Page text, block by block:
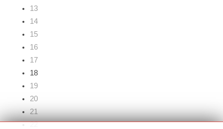
13
14
15
16
17
18
19
20
21
22